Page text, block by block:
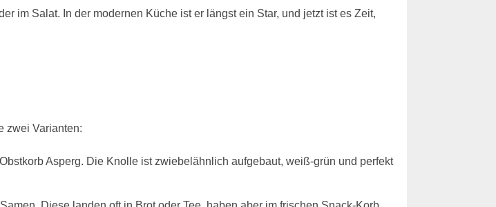
im Salat. In der modernen Küche ist er längst ein Star, und jetzt ist es Zeit,
zwei Varianten:
Asperg. Die Knolle ist zwiebelähnlich aufgebaut, weiß-grün und perfekt